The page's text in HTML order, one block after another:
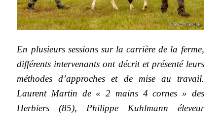
En plusieurs sessions sur la carrière de la ferme,
différents intervenants ont décrit et présenté leurs
méthodes d’approches et de mise au travail.
Laurent Martin de « 2 mains 4 cornes » des
Herbiers (85), Philippe Kuhlmann éleveur